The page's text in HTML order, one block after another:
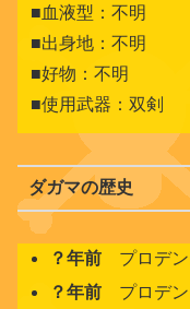
■血液型：不明
■出身地：不明
■好物：不明
■使用武器：双剣
ダガマの歴史
？年前 プロデン
？年前 プロデン